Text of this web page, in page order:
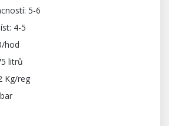
5-6
4-5
hod
litrů
Kg/reg